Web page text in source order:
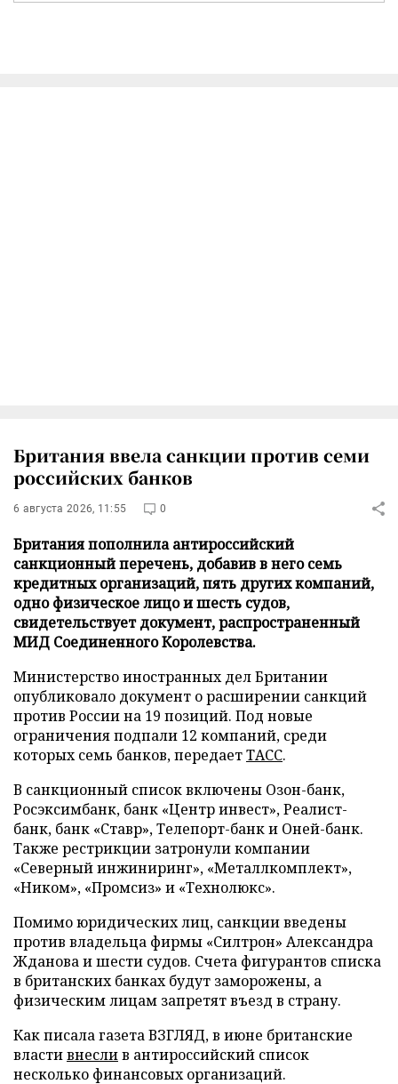
Британия ввела санкции против семи
российских банков
6 августа 2026, 11:55 0
Британия пополнила антироссийский
санкционный перечень, добавив в него семь
кредитных организаций, пять других компаний,
одно физическое лицо и шесть судов,
свидетельствует документ, распространенный
МИД Соединенного Королевства.
Министерство иностранных дел Британии
опубликовало документ о расширении санкций
против России на 19 позиций. Под новые
ограничения подпали 12 компаний, среди
которых семь банков, передаетТАСС.
В санкционный список включены Озон-банк,
Росэксимбанк, банк «Центр инвест», Реалист-
банк, банк «Ставр», Телепорт-банк и Оней-банк.
Также рестрикции затронули компании
«Северный инжиниринг», «Металлкомплект»,
«Ником», «Промсиз» и «Технолюкс».
Помимо юридических лиц, санкции введены
против владельца фирмы «Силтрон» Александра
Жданова и шести судов. Счета фигурантов списка
в британских банках будут заморожены, а
физическим лицам запретят въезд в страну.
Как писала газета ВЗГЛЯД, в июне британские
властивнеслив антироссийский список
несколько финансовых организаций.